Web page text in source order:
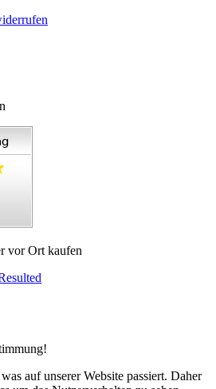
vor Ort kaufen
auf unserer Website passiert. Daher